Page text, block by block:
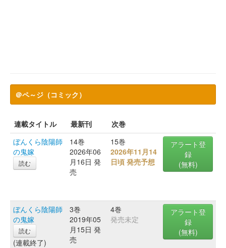
＠ペ～ジ（コミック）
連載タイトル 最新刊
次巻
ぼんくら陰陽師
の鬼嫁
読む
14巻
2026年06
月16日 発
売
15巻
2026年11月14
日頃 発売予想
アラート登
録
(無料)
ぼんくら陰陽師
の鬼嫁
読む
(連載終了)
3巻
2019年05
月15日 発
売
4巻
発売未定
アラート登
録
(無料)